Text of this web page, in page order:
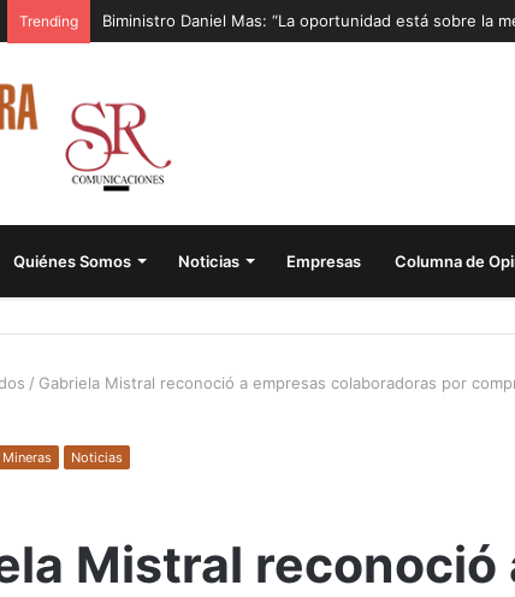
Trending Biministro Daniel Mas: “La oportunidad está sobre la
Quiénes Somos Noticias Empresas Columna de
/ Gabriela Mistral reconoció a empresas colaboradoras por
Noticias
Mistral reconoció